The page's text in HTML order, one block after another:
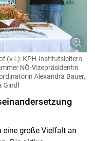
(v.l.): KPH-Institutsleitern
NÖ-Vizepräsidentin
Alexandra Bauer,
eine große Vielfalt an